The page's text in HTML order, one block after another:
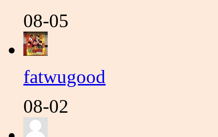
08-05
fatwugood
08-02